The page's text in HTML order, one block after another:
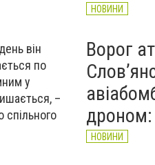
він
по
у
–
спільного
НОВИНИ
Ворог
НОВИНИ